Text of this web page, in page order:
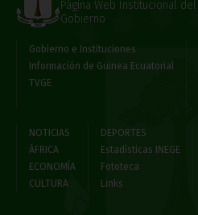
Página Web Institucional del
Gobierno
Gobierno e Instituciones
Información de Guinea Ecuatorial
TVGE
NOTICIAS
ÁFRICA
ECONOMÍA
CULTURA
DEPORTES
Estadísticas INEGE
Fototeca
Links